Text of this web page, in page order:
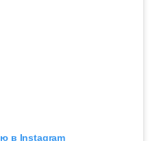
в Instagram